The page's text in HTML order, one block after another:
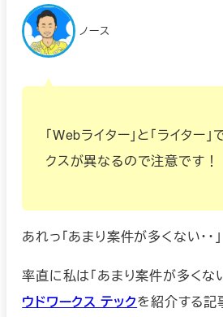
ノース
「Webライター」と「ライター
クスが異なるので注意です！
あれっ「あまり案件が多くない・・」
率直に私は「あまり案件が多くない
ウドワークス テックを紹介する記